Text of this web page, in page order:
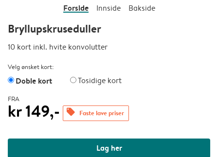
Forside Innside Bakside
Bryllupskruseduller
10 kort inkl. hvite konvolutter
Velg ønsket kort:
Doble kort Tosidige kort
FRA
kr 149,- offers Faste lave priser
Lag her